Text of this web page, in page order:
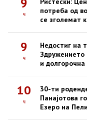
ч
потреба од
се зголемат
9
ч
Недостиг на
Здружението
и долгорочна
10
ч
30-ти
Панајотова
Езеро на